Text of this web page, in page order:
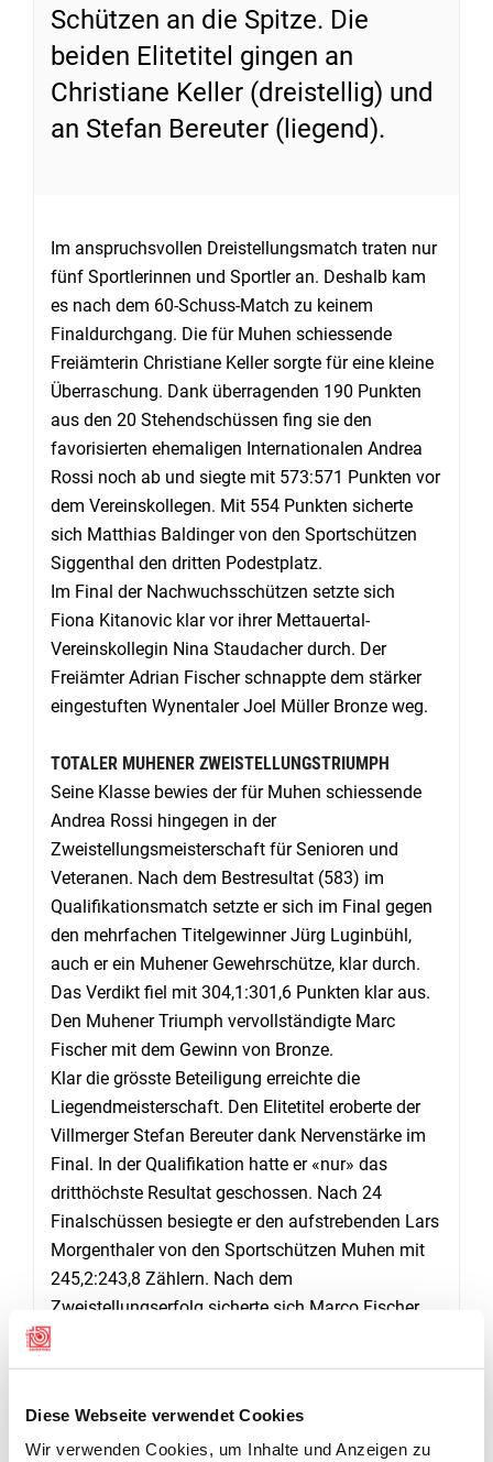
Diese Webseite verwendet Cookies
Wir verwenden Cookies, um Inhalte und Anzeigen zu
Schützen an die Spitze. Die
beiden Elitetitel gingen an
Christiane Keller (dreistellig) und
an Stefan Bereuter (liegend).
Im anspruchsvollen Dreistellungsmatch traten nur
fünf Sportlerinnen und Sportler an. Deshalb kam
es nach dem 60-Schuss-Match zu keinem
Finaldurchgang. Die für Muhen schiessende
Freiämterin Christiane Keller sorgte für eine kleine
Überraschung. Dank überragenden 190 Punkten
aus den 20 Stehendschüssen fing sie den
favorisierten ehemaligen Internationalen Andrea
Rossi noch ab und siegte mit 573:571 Punkten vor
dem Vereinskollegen. Mit 554 Punkten sicherte
sich Matthias Baldinger von den Sportschützen
Siggenthal den dritten Podestplatz.
Im Final der Nachwuchsschützen setzte sich
Fiona Kitanovic klar vor ihrer Mettauertal-
Vereinskollegin Nina Staudacher durch. Der
Freiämter Adrian Fischer schnappte dem stärker
eingestuften Wynentaler Joel Müller Bronze weg.
TOTALER MUHENER ZWEISTELLUNGSTRIUMPH
Seine Klasse bewies der für Muhen schiessende
Andrea Rossi hingegen in der
Zweistellungsmeisterschaft für Senioren und
Veteranen. Nach dem Bestresultat (583) im
Qualifikationsmatch setzte er sich im Final gegen
den mehrfachen Titelgewinner Jürg Luginbühl,
auch er ein Muhener Gewehrschütze, klar durch.
Das Verdikt fiel mit 304,1:301,6 Punkten klar aus.
Den Muhener Triumph vervollständigte Marc
Fischer mit dem Gewinn von Bronze.
Klar die grösste Beteiligung erreichte die
Liegendmeisterschaft. Den Elitetitel eroberte der
Villmerger Stefan Bereuter dank Nervenstärke im
Final. In der Qualifikation hatte er «nur» das
dritthöchste Resultat geschossen. Nach 24
Finalschüssen besiegte er den aufstrebenden Lars
Morgenthaler von den Sportschützen Muhen mit
245,2:243,8 Zählern. Nach dem
Zweistellungserfolg sicherte sich Marco Fischer
Die weiteren Finalsieger heissen Riwana Plattner
Fankhauser (Rombach/Veteranen). Den U17-Sieg
heimste der Muhener Felix Frey ein, bei den